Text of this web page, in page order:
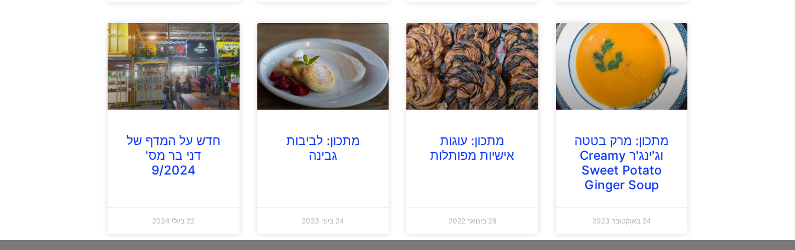
מתכון: מרק בטטה
וג'ינג'ר Creamy
Sweet Potato
Ginger Soup
24 באוקטובר 2023
מתכון: עוגות
אישיות מפותלות
28 בינואר 2022
מתכון: לביבות
גבינה
24 ביוני 2023
חדש על המדף של
דני בר מס'
9/2024
22 ביולי 2024